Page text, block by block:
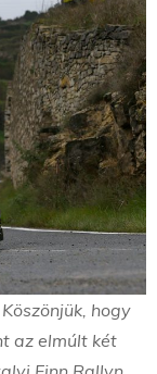
hogy
az elmúlt két